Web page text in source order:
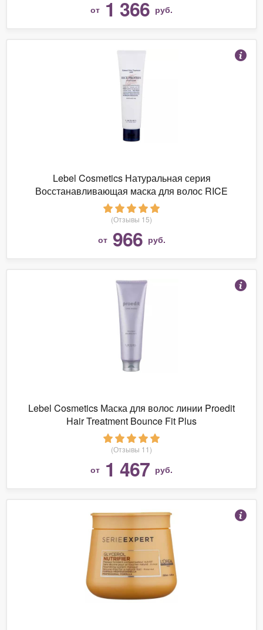
от 1 366 руб.
Lebel Cosmetics Натуральная серия
Восстанавливающая маска для волос RICE
PROTEIN
(Отзывы 15)
от 966 руб.
Lebel Cosmetics Маска для волос линии Proedit
Hair Treatment Bounce Fit Plus
(Отзывы 11)
от 1 467 руб.